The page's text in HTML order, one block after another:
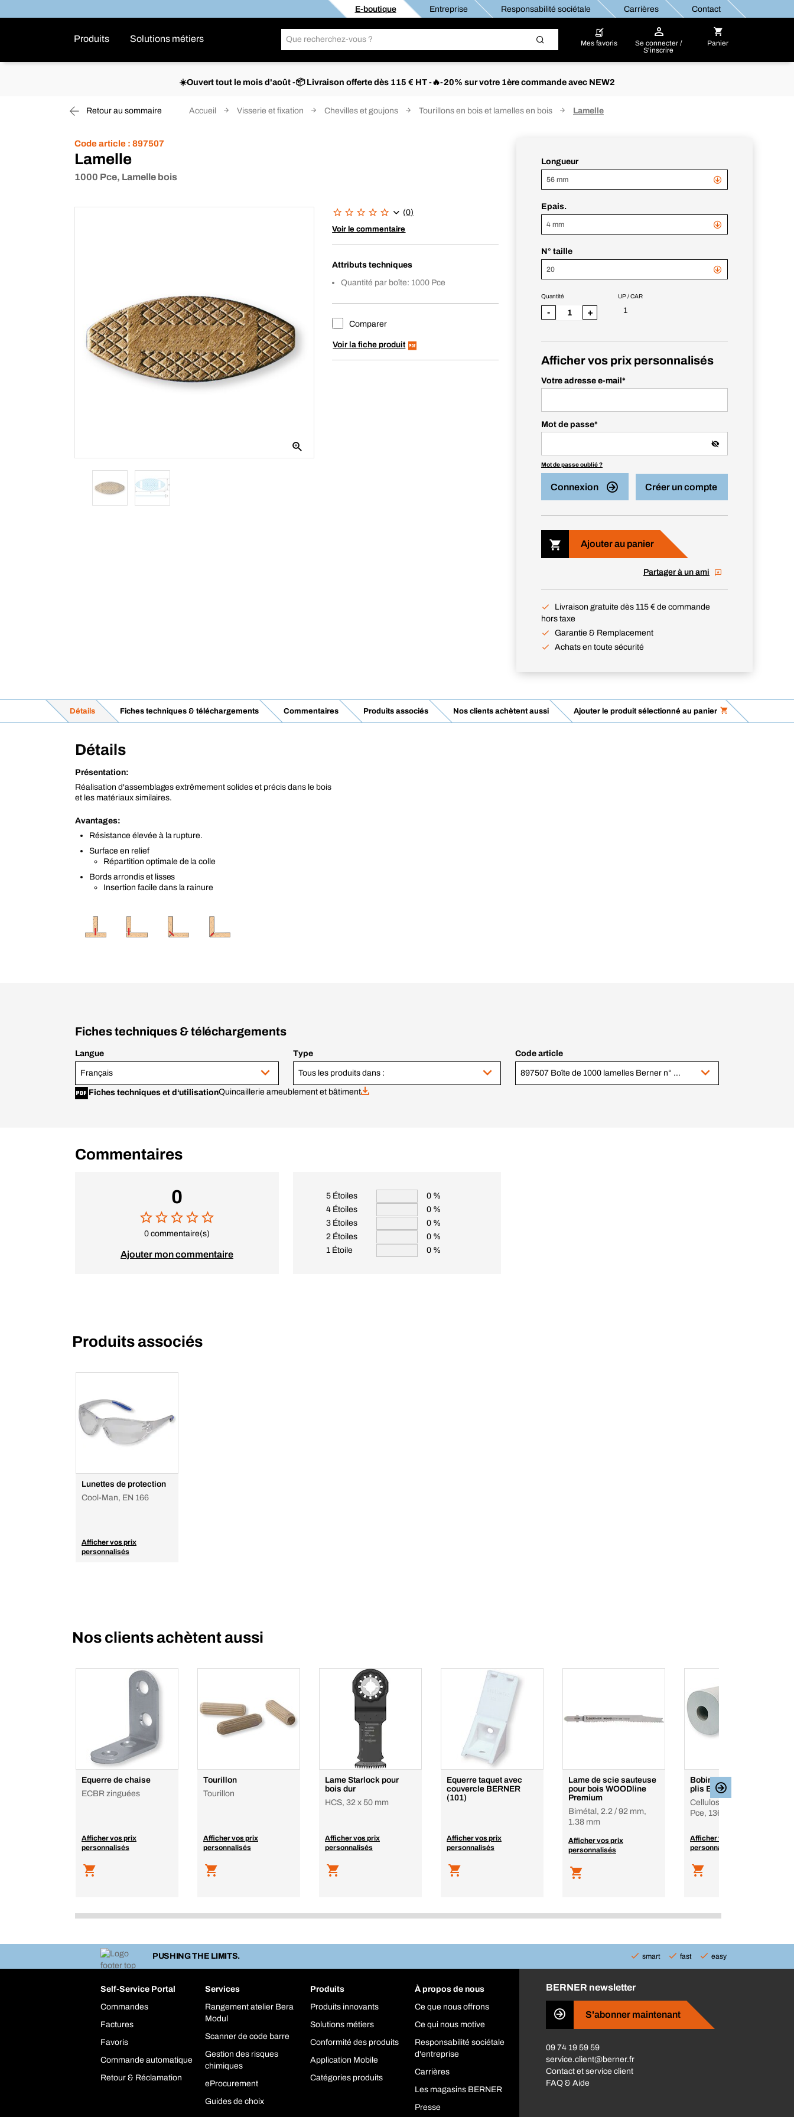
E-boutique Entreprise Responsabilité sociétale Carrières Contact
Produits Solutions métiers Mes favoris
Se connecter /
S'inscrire
Panier
☀️Ouvert tout le mois d'août -📦 Livraison offerte dès 115 € HT -🔥-20% sur votre 1ère commande avec NEW2
Retour au sommaire Accueil Visserie et fixation Chevilles et goujons Tourillons en bois et lamelles en bois Lamelle
Code article : 897507
Lamelle
1000 Pce, Lamelle bois
(0)
Voir le commentaire
Attributs techniques
Quantité par boîte: 1000 Pce
Comparer
Voir la fiche produit
Longueur
56 mm
Epais.
4 mm
N° taille
20
UP / CAR
1
Quantité
- +
Afficher vos prix personnalisés
Votre adresse e-mail *
Mot de passe*
Mot de passe oublié ?
Connexion Créer un compte
Ajouter au panier
Partager à un ami
Livraison gratuite dès 115 € de commande
hors taxe
Garantie & Remplacement
Achats en toute sécurité
Détails Fiches techniques & téléchargements Commentaires Produits associés Nos clients achètent aussi Ajouter le produit sélectionné au panier
Détails
Présentation:
Réalisation d'assemblages extrêmement solides et précis dans le bois
et les matériaux similaires.
Avantages:
Résistance élevée à la rupture.
Surface en relief
Répartition optimale de la colle
Bords arrondis et lisses
Insertion facile dans la rainure
Fiches techniques & téléchargements
Langue
Français
Type
Tous les produits dans :
Code article
897507 Boîte de 1000 lamelles Berner n° 20 60x23x4
Fiches techniques et d‘utilisationQuincaillerie ameublement et bâtiment
Commentaires
0
0 commentaire(s)
Ajouter mon commentaire
5 Étoiles
0 %
4 Étoiles
0 %
3 Étoiles
0 %
2 Étoiles
0 %
1 Étoile
0 %
Produits associés
Lunettes de protection
Cool-Man, EN 166
Afficher vos prix
personnalisés
Nos clients achètent aussi
Equerre de chaise
ECBR zinguées
Afficher vos prix
personnalisés
Tourillon
Tourillon
Afficher vos prix
personnalisés
Lame Starlock pour
bois dur
HCS, 32 x 50 mm
Afficher vos prix
personnalisés
Equerre taquet avec
couvercle BERNER
(101)
Afficher vos prix
personnalisés
Lame de scie sauteuse
pour bois WOODline
Premium
Bimétal, 2.2 / 92 mm,
1.38 mm
Afficher vos prix
personnalisés
Bobine d'essuyage 2
plis Ecolabel - 2 pièces
Cellulose fraîche, 700
Pce, 136 m
Afficher vos prix
personnalisés
PUSHING THE LIMITS. smart fast easy
Self-Service Portal
Commandes
Factures
Favoris
Commande automatique
Retour & Réclamation
Services
Rangement atelier Bera
Modul
Scanner de code barre
Gestion des risques
chimiques
eProcurement
Guides de choix
Produits
Produits innovants
Solutions métiers
Conformité des produits
Application Mobile
Catégories produits
À propos de nous
Ce que nous offrons
Ce qui nous motive
Responsabilité sociétale
d'entreprise
Carrières
Les magasins BERNER
Presse
BERNER newsletter
S'abonner maintenant
09 74 19 59 59
service.client@berner.fr
Contact et service client
FAQ & Aide